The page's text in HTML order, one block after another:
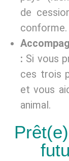
de
conforme.
: Si vous
ces trois
et vous
animal.